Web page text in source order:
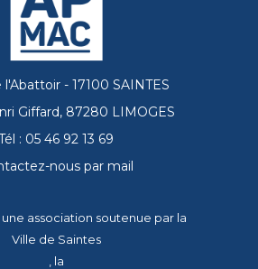
l'Abattoir - 17100 SAINTES
Giffard, 87280 LIMOGES
: 05 46 92 13 69
nous par mail
une association soutenue par la
Ville de Saintes
, la